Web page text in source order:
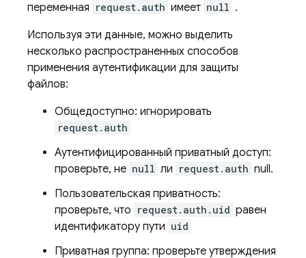
переменная request.auth имеет null .
Используя эти данные, можно выделить
несколько распространенных способов
применения аутентификации для защиты
файлов:
Общедоступно: игнорировать
request.auth
Аутентифицированный приватный доступ:
проверьте, не null ли request.auth null.
Пользовательская приватность:
проверьте, что request.auth.uid равен
идентификатору пути uid
Приватная группа: проверьте утверждения